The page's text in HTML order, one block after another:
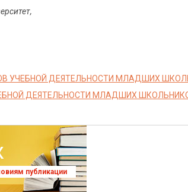
УЧЕБНОЙ ДЕЯТЕЛЬНОСТИ МЛАДШИХ
ДЕЯТЕЛЬНОСТИ МЛАДШИХ
публикации